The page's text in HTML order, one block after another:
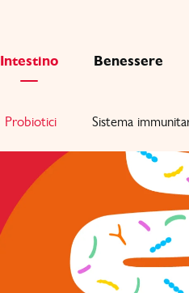
Intestino Benessere
Probiotici Sistema